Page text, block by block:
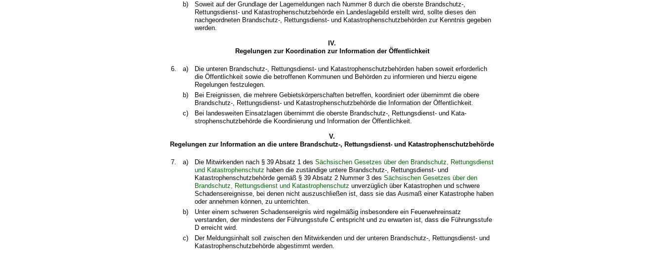
b)
Soweit auf der Grundlage der Lagemeldungen nach Nummer 8 durch die oberste Brandschutz-,
Rettungsdienst- und Katastrophenschutzbehörde ein Landeslagebild erstellt wird, sollte dieses den
nachgeordneten Brandschutz-, Rettungsdienst- und Katastrophenschutzbehörden zur Kenntnis gegeben
werden.
IV.
Regelungen zur Koordination zur Information der Öffentlichkeit
6. a)
Die unteren Brandschutz-, Rettungsdienst- und Katastrophenschutzbehörden haben soweit erforderlich
die Öffentlichkeit sowie die betroffenen Kommunen und Behörden zu informieren und hierzu eigene
Regelungen festzulegen.
b)
Bei Ereignissen, die mehrere Gebietskörperschaften betreffen, koordiniert oder übernimmt die obere
Brandschutz-, Rettungsdienst- und Katastrophenschutzbehörde die Information der Öffentlichkeit.
c)
Bei landesweiten Einsatzlagen übernimmt die oberste Brandschutz-, Rettungsdienst- und Kata­
strophenschutzbehörde die Koordinierung und Information der Öffentlichkeit.
V.
Regelungen zur Information an die untere Brandschutz-, Rettungsdienst- und Katastrophenschutzbehörde
7. a) Die Mitwirkenden nach § 39 Absatz 1 desSächsischen Gesetzes über den Brandschutz, Rettungsdienst
und Katastrophenschutz haben die zuständige untere Brandschutz-, Rettungsdienst- und
Katastrophenschutzbehörde gemäß § 39 Absatz 2 Nummer 3 desSächsischen Gesetzes über den
Brandschutz, Rettungsdienst und Katastrophenschutz unverzüglich über Katastrophen und schwere
Schadensereignisse, bei denen nicht auszuschließen ist, dass sie das Ausmaß einer Katastrophe haben
oder annehmen können, zu unterrichten.
b)
Unter einem schweren Schadensereignis wird regelmäßig insbesondere ein Feuerwehreinsatz
verstanden, der mindestens der Führungsstufe C entspricht und zu erwarten ist, dass die Führungsstufe
D erreicht wird.
c)
Der Meldungsinhalt soll zwischen den Mitwirkenden und der unteren Brandschutz-, Rettungsdienst- und
Katastrophenschutzbehörde abgestimmt werden.